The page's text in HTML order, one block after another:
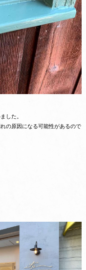
した。
の原因になる可能性があるので